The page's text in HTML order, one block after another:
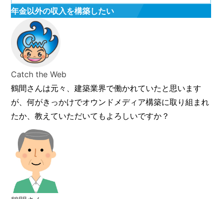
年金以外の収入を構築したい
Catch the Web
鶴間さんは元々、建築業界で働かれていたと思います
が、何がきっかけでオウンドメディア構築に取り組まれ
たか、教えていただいてもよろしいですか？